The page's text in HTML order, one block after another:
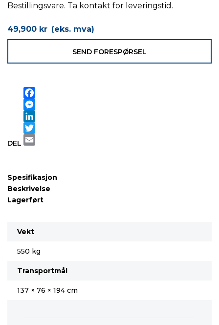
Bestillingsvare. Ta kontakt for leveringstid.
49,900 kr (eks. mva)
SEND FORESPØRSEL
DEL
Facebook
Messenger
LinkedIn
Twitter
Spesifikasjon
Beskrivelse
Lagerført
Vekt
550 kg
Transportmål
137 × 76 × 194 cm